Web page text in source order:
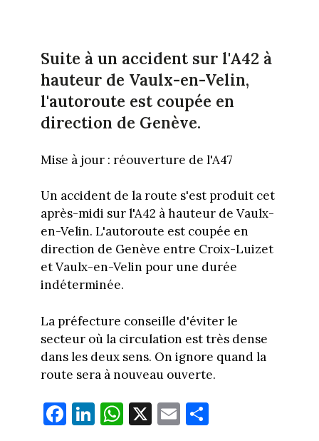
Suite à un accident sur l'A42 à
hauteur de Vaulx-en-Velin,
l'autoroute est coupée en
direction de Genève.
Mise à jour : réouverture de l'A47
Un accident de la route s'est produit cet
après-midi sur l'A42 à hauteur de Vaulx-
en-Velin. L'autoroute est coupée en
direction de Genève entre Croix-Luizet
et Vaulx-en-Velin pour une durée
indéterminée.
La préfecture conseille d'éviter le
secteur où la circulation est très dense
dans les deux sens. On ignore quand la
route sera à nouveau ouverte.
Fa Li W X E Pa